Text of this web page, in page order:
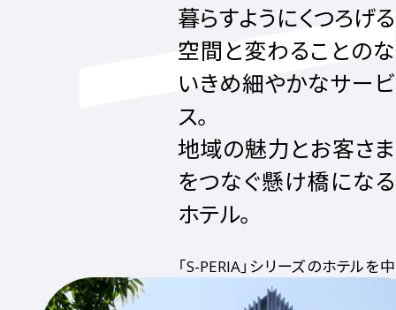
暮らすようにくつろげる
空間と変わることのな
いきめ細やかなサービ
ス。
地域の魅力とお客さま
をつなぐ懸け橋になる
ホテル。
「S-PERIA」シリーズのホテルを中
心に、日本全国に8ホテルを展開